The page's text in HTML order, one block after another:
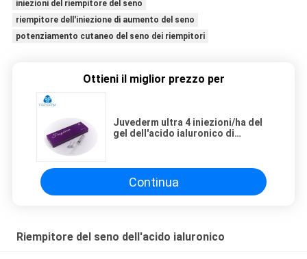
iniezioni del riempitore del seno
riempitore dell'iniezione di aumento del seno
potenziamento cutaneo del seno dei riempitori
Ottieni il miglior prezzo per
Juvederm ultra 4 iniezioni/ha del
gel dell'acido ialuronico di
Continua
Riempitore del seno dell'acido ialuronico